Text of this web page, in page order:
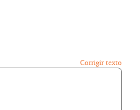
Corrigir texto